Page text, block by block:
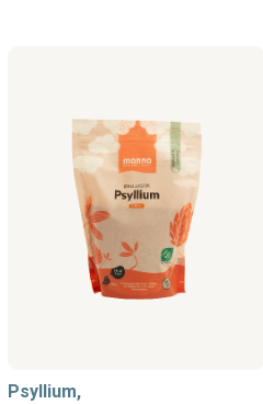
Psyllium,